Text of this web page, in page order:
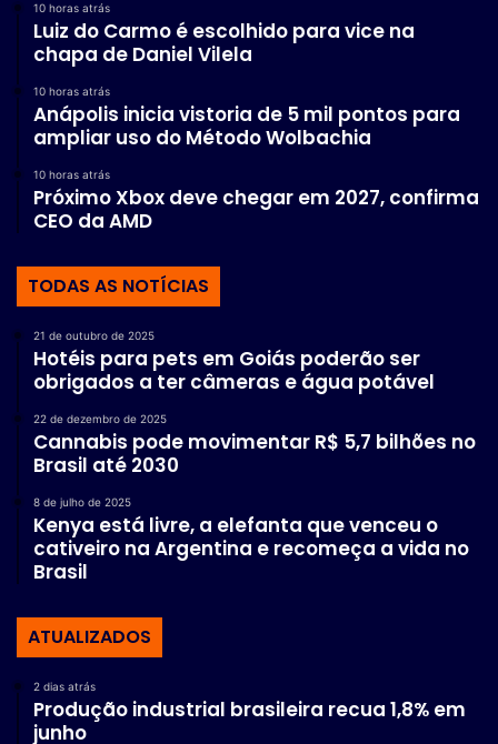
10 horas atrás
Luiz do Carmo é escolhido para vice na
chapa de Daniel Vilela
10 horas atrás
Anápolis inicia vistoria de 5 mil pontos para
ampliar uso do Método Wolbachia
10 horas atrás
Próximo Xbox deve chegar em 2027, confirma
CEO da AMD
TODAS AS NOTÍCIAS
21 de outubro de 2025
Hotéis para pets em Goiás poderão ser
obrigados a ter câmeras e água potável
22 de dezembro de 2025
Cannabis pode movimentar R$ 5,7 bilhões no
Brasil até 2030
8 de julho de 2025
Kenya está livre, a elefanta que venceu o
cativeiro na Argentina e recomeça a vida no
Brasil
ATUALIZADOS
2 dias atrás
Produção industrial brasileira recua 1,8% em
junho